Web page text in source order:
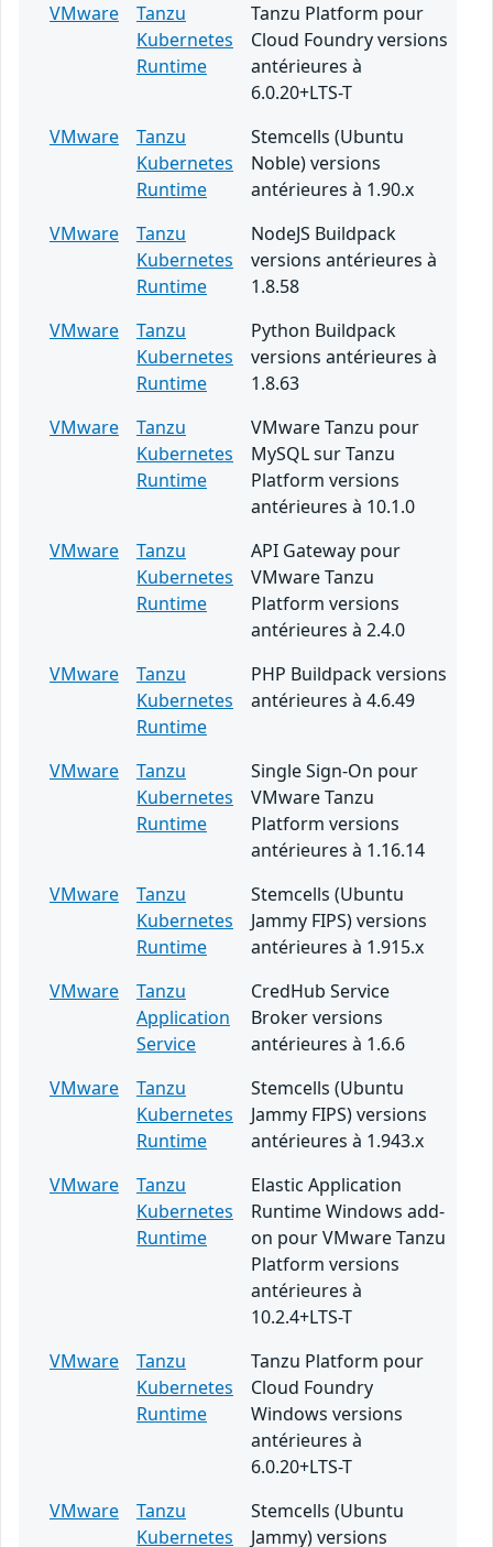
VMware
Tanzu
Kubernetes
Runtime
Tanzu Platform pour
Cloud Foundry versions
antérieures à
6.0.20+LTS-T
VMware
Tanzu
Kubernetes
Runtime
Stemcells (Ubuntu
Noble) versions
antérieures à 1.90.x
VMware
Tanzu
Kubernetes
Runtime
NodeJS Buildpack
versions antérieures à
1.8.58
VMware
Tanzu
Kubernetes
Runtime
Python Buildpack
versions antérieures à
1.8.63
VMware
Tanzu
Kubernetes
Runtime
VMware Tanzu pour
MySQL sur Tanzu
Platform versions
antérieures à 10.1.0
VMware
Tanzu
Kubernetes
Runtime
API Gateway pour
VMware Tanzu
Platform versions
antérieures à 2.4.0
VMware
Tanzu
Kubernetes
Runtime
PHP Buildpack versions
antérieures à 4.6.49
VMware
Tanzu
Kubernetes
Runtime
Single Sign-On pour
VMware Tanzu
Platform versions
antérieures à 1.16.14
VMware
Tanzu
Kubernetes
Runtime
Stemcells (Ubuntu
Jammy FIPS) versions
antérieures à 1.915.x
VMware
Tanzu
Application
Service
CredHub Service
Broker versions
antérieures à 1.6.6
VMware
Tanzu
Kubernetes
Runtime
Stemcells (Ubuntu
Jammy FIPS) versions
antérieures à 1.943.x
VMware
Tanzu
Kubernetes
Runtime
Elastic Application
Runtime Windows add-
on pour VMware Tanzu
Platform versions
antérieures à
10.2.4+LTS-T
VMware
Tanzu
Kubernetes
Runtime
Tanzu Platform pour
Cloud Foundry
Windows versions
antérieures à
6.0.20+LTS-T
VMware
Tanzu
Kubernetes
Stemcells (Ubuntu
Jammy) versions